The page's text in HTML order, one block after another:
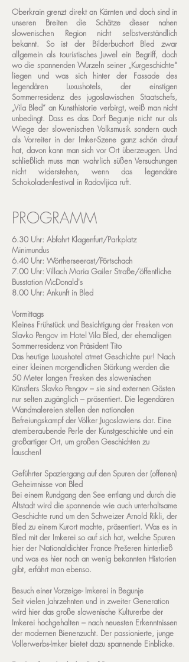
Oberkrain grenzt direkt an Kärnten und doch sind in
unseren Breiten die Schätze dieser nahen
slowenischen Region nicht selbstverständlich
bekannt. So ist der Bilderbuchort Bled zwar
allgemein als touristisches Juwel ein Begriff, doch
wo die spannenden Wurzeln seiner „Kurgeschichte“
liegen und was sich hinter der Fassade des
legendären Luxushotels, der einstigen
Sommerresidenz des jugoslawischen Staatschefs,
„Vila Bled“ an Kunsthistorie verbirgt, weiß man nicht
unbedingt. Dass es das Dorf Begunje nicht nur als
Wiege der slowenischen Volksmusik sondern auch
als Vorreiter in der Imker-Szene ganz schön drauf
hat, davon kann man sich vor Ort überzeugen. Und
schließlich muss man wahrlich süßen Versuchungen
nicht widerstehen, wenn das legendäre
Schokoladenfestival in Radovljica ruft.
PROGRAMM
6.30 Uhr: Abfahrt Klagenfurt/Parkplatz
Minimundus
6.40 Uhr: Wörtherseerast/Pörtschach
7.00 Uhr: Villach Maria Gailer Straße/öffentliche
Busstation McDonald's
8.00 Uhr: Ankunft in Bled
Vormittags
Kleines Frühstück und Besichtigung der Fresken von
Slavko Pengov im Hotel Vila Bled, der ehemaligen
Sommerresidenz von Präsident Tito
Das heutige Luxushotel atmet Geschichte pur! Nach
einer kleinen morgendlichen Stärkung werden die
50 Meter langen Fresken des slowenischen
Künstlers Slavko Pengov – sie sind externen Gästen
nur selten zugänglich – präsentiert. Die legendären
Wandmalereien stellen den nationalen
Befreiungskampf der Völker Jugoslawiens dar. Eine
atemberaubende Perle der Kunstgeschichte und ein
großartiger Ort, um großen Geschichten zu
lauschen!
Geführter Spaziergang auf den Spuren der (offenen)
Geheimnisse von Bled
Bei einem Rundgang den See entlang und durch die
Altstadt wird die spannende wie auch unterhaltsame
Geschichte rund um den Schweizer Arnold Rikli, der
Bled zu einem Kurort machte, präsentiert. Was es in
Bled mit der Imkerei so auf sich hat, welche Spuren
hier der Nationaldichter France Prešeren hinterließ
und was es hier noch an wenig bekannten Historien
gibt, erfährt man ebenso.
Besuch einer Vorzeige- Imkerei in Begunje
Seit vielen Jahrzehnten und in zweiter Generation
wird hier das große slowenische Kulturerbe der
Imkerei hochgehalten – nach neuesten Erkenntnissen
der modernen Bienenzucht. Der passionierte, junge
Vollerwerbs-Imker bietet dazu spannende Einblicke.